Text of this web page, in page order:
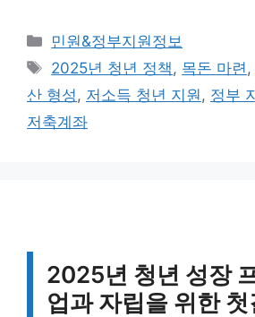
카
테
리
민원&정부지원정보
태
그
2025년 청년 정책 , 목돈 마련 ,
산 형성 , 저소득 청년 지원 , 정부
저축계좌
2025년 청년 성장
업과 자립을 위한